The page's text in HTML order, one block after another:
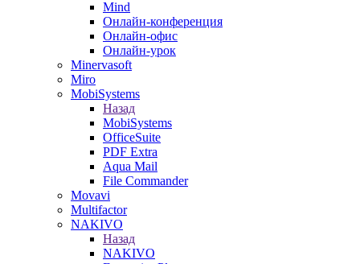
Mind
Онлайн-конференция
Онлайн-офис
Онлайн-урок
Minervasoft
Miro
MobiSystems
Назад
MobiSystems
OfficeSuite
PDF Extra
Aqua Mail
File Commander
Movavi
Multifactor
NAKIVO
Назад
NAKIVO